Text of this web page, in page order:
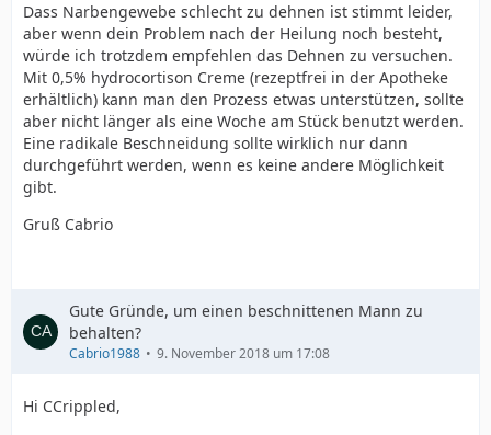
Dass Narbengewebe schlecht zu dehnen ist stimmt leider,
aber wenn dein Problem nach der Heilung noch besteht,
würde ich trotzdem empfehlen das Dehnen zu versuchen.
Mit 0,5% hydrocortison Creme (rezeptfrei in der Apotheke
erhältlich) kann man den Prozess etwas unterstützen, sollte
aber nicht länger als eine Woche am Stück benutzt werden.
Eine radikale Beschneidung sollte wirklich nur dann
durchgeführt werden, wenn es keine andere Möglichkeit
gibt.
Gruß Cabrio
Gute Gründe, um einen beschnittenen Mann zu
behalten?
Cabrio1988 9. November 2018 um 17:08
Hi CCrippled,